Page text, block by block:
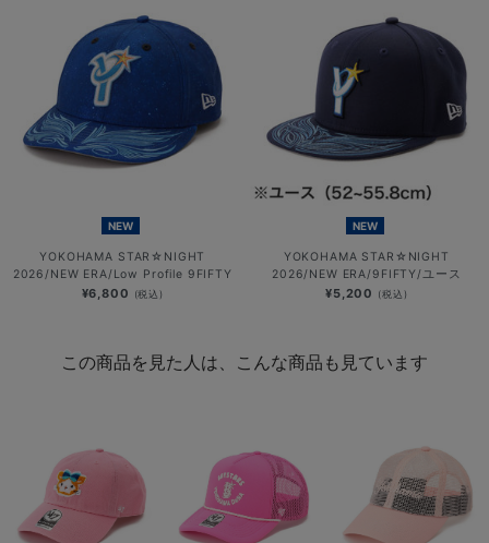
NEW
YOKOHAMA STAR☆NIGHT
2026/NEW ERA/Low Profile 9FIFTY
¥6,800 (税込)
NEW
YOKOHAMA STAR☆NIGHT
2026/NEW ERA/9FIFTY/ユース
¥5,200 (税込)
この商品を見た人は、こんな商品も見ています